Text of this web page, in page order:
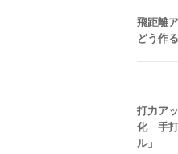
飛距離
どう作
打力ア
化 手打
ル」